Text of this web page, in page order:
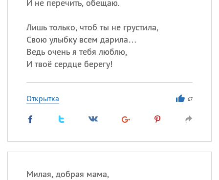
И не перечить, обещаю.
Лишь только, чтоб ты не грустила,
Свою улыбку всем дарила…
Ведь очень я тебя люблю,
И твоё сердце берегу!
Открытка 67
Милая, добрая мама,